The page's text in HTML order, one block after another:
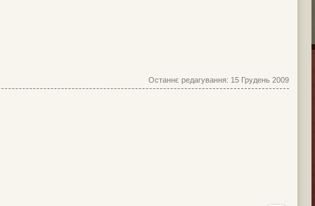
Останнє редагування: 15 Грудень 2009